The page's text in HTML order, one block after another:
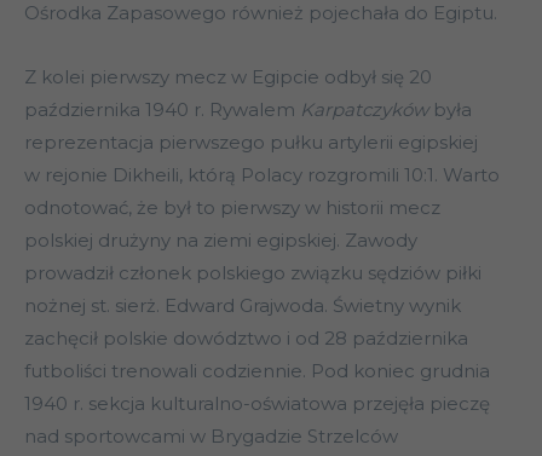
Ośrodka Zapasowego również pojechała do Egiptu.
Z kolei pierwszy mecz w Egipcie odbył się 20
października 1940 r. Rywalem Karpatczykówbyła
reprezentacja pierwszego pułku artylerii egipskiej
w rejonie Dikheili, którą Polacy rozgromili 10:1. Warto
odnotować, że był to pierwszy w historii mecz
polskiej drużyny na ziemi egipskiej. Zawody
prowadził członek polskiego związku sędziów piłki
nożnej st. sierż. Edward Grajwoda. Świetny wynik
zachęcił polskie dowództwo i od 28 października
futboliści trenowali codziennie. Pod koniec grudnia
1940 r. sekcja kulturalno-oświatowa przejęła pieczę
nad sportowcami w Brygadzie Strzelców